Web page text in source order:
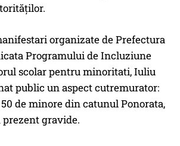
organizate de Prefectura
Programului de Incluziune
scolar pentru minoritati, Iuliu
public un aspect cutremurator:
de minore din catunul Ponorata,
gravide.